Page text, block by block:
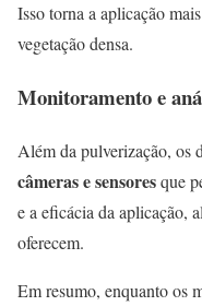
Isso torna a aplicação
vegetação densa.
Monitoramento e
Além da pulverização, os
câmeras e sensoresque
e a eficácia da aplicação,
oferecem.
Em resumo, enquanto os